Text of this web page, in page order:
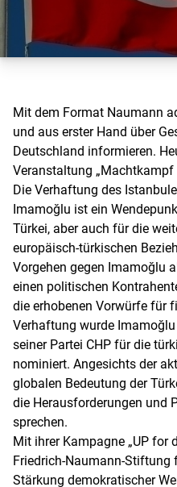
Mit dem Format Naumann
und aus erster Hand über
Deutschland informieren.
Veranstaltung „Machtkampf
Die Verhaftung des
Imamoğlu ist ein
Türkei, aber auch für die
europäisch-türkischen
Vorgehen gegen Imamoğlu
einen politischen
die erhobenen Vorwürfe für
Verhaftung wurde
seiner Partei CHP für die
nominiert. Angesichts der
globalen Bedeutung der
die Herausforderungen und
sprechen.
Mit ihrer Kampagne „UP for
Friedrich-Naumann-Stiftung
Stärkung demokratischer